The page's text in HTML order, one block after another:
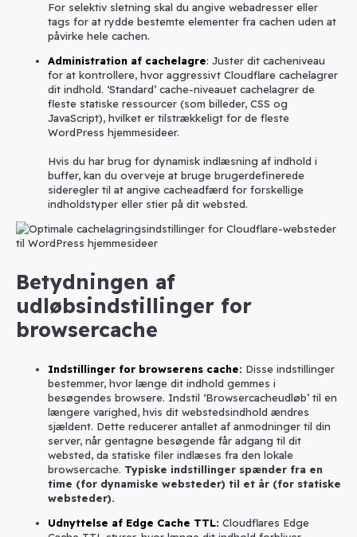
For selektiv sletning skal du angive webadresser eller
tags for at rydde bestemte elementer fra cachen uden at
påvirke hele cachen.
Administration af cachelagre: Juster dit cacheniveau
for at kontrollere, hvor aggressivt Cloudflare cachelagrer
dit indhold. ‘Standard’ cache-niveauet cachelagrer de
fleste statiske ressourcer (som billeder, CSS og
JavaScript), hvilket er tilstrækkeligt for de fleste
WordPress hjemmesideer.
Hvis du har brug for dynamisk indlæsning af indhold i
buffer, kan du overveje at bruge brugerdefinerede
sideregler til at angive cacheadfærd for forskellige
indholdstyper eller stier på dit websted.
Betydningen af
udløbsindstillinger for
browsercache
Indstillinger for browserens cache: Disse indstillinger
bestemmer, hvor længe dit indhold gemmes i
besøgendes browsere. Indstil ‘Browsercacheudløb’ til en
længere varighed, hvis dit webstedsindhold ændres
sjældent. Dette reducerer antallet af anmodninger til din
server, når gentagne besøgende får adgang til dit
websted, da statiske filer indlæses fra den lokale
browsercache. Typiske indstillinger spænder fra en
time (for dynamiske websteder) til et år (for statiske
websteder).
Udnyttelse af Edge Cache TTL: Cloudflares Edge